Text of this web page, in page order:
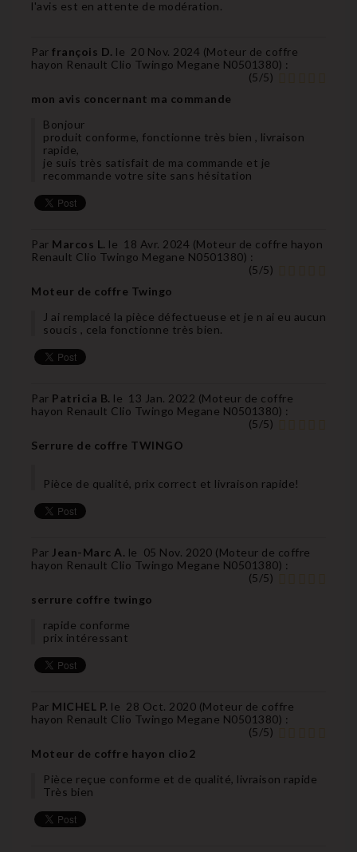
l'avis est en attente de modération.
Par françois D. le 20 Nov. 2024 (Moteur de coffre
hayon Renault Clio Twingo Megane N0501380) :
(5/5)
mon avis concernant ma commande
Bonjour
produit conforme, fonctionne très bien , livraison
rapide,
je suis très satisfait de ma commande et je
recommande votre site sans hésitation
Par Marcos L. le 18 Avr. 2024 (Moteur de coffre hayon
Renault Clio Twingo Megane N0501380) :
(5/5)
Moteur de coffre Twingo
J ai remplacé la pièce défectueuse et je n ai eu aucun
soucis , cela fonctionne très bien.
Par Patricia B. le 13 Jan. 2022 (Moteur de coffre
hayon Renault Clio Twingo Megane N0501380) :
(5/5)
Serrure de coffre TWINGO
Pièce de qualité, prix correct et livraison rapide!
Par Jean-Marc A. le 05 Nov. 2020 (Moteur de coffre
hayon Renault Clio Twingo Megane N0501380) :
(5/5)
serrure coffre twingo
rapide conforme
prix intéressant
Par MICHEL P. le 28 Oct. 2020 (Moteur de coffre
hayon Renault Clio Twingo Megane N0501380) :
(5/5)
Moteur de coffre hayon clio2
Pièce reçue conforme et de qualité, livraison rapide
Très bien